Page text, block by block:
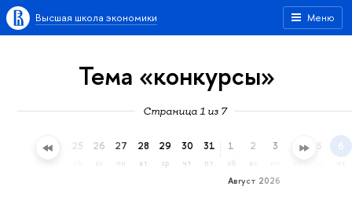
Меню
Высшая школа экономики
Тема «конкурсы»
Страница 1 из 7
24 25 26 27
пн
28
вт
29
ср
30
чт
31
пт
Август 2026
1
сб
2 3 4 5 6
чт